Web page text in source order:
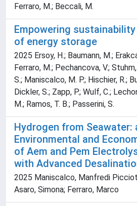
Ferraro, M.; Beccali, M.
Empowering
of energy storage
2025 Ersoy, H.; Baumann, M.;
Ferraro, M.; Pechancova, V.;
S.; Maniscalco, M. P.; Hischier, R.;
Dickler, S.; Zapp, P.; Wulf, C.;
M.; Ramos, T. B.; Passerini, S.
Hydrogen from Seawater:
Environmental and
of Aem and Pem
with Advanced
2025 Maniscalco, Manfredi
Asaro, Simona; Ferraro, Marco